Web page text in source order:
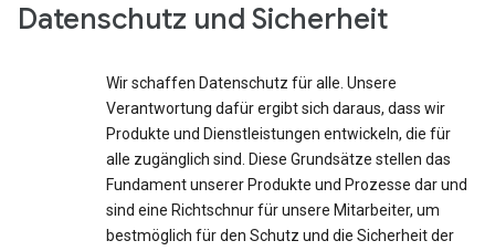
Datenschutz und Sicherheit
Wir schaffen Datenschutz für alle. Unsere
Verantwortung dafür ergibt sich daraus, dass wir
Produkte und Dienstleistungen entwickeln, die für
alle zugänglich sind. Diese Grundsätze stellen das
Fundament unserer Produkte und Prozesse dar und
sind eine Richtschnur für unsere Mitarbeiter, um
bestmöglich für den Schutz und die Sicherheit der